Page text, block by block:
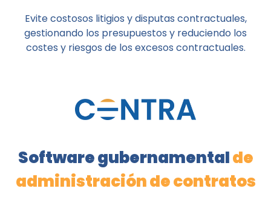
Evite costosos litigios y disputas contractuales,
gestionando los presupuestos y reduciendo los
costes y riesgos de los excesos contractuales.
Software gubernamentalde
administración de contratos